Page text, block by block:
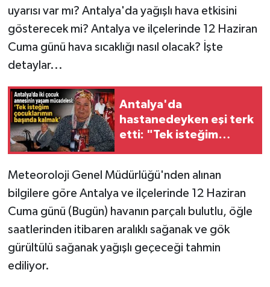
uyarısı var mı? Antalya'da yağışlı hava etkisini
gösterecek mi? Antalya ve ilçelerinde 12 Haziran
Cuma günü hava sıcaklığı nasıl olacak? İşte
detaylar...
Antalya'da
hastanedeyken eşi terk
etti: "Tek isteğim
Meteoroloji Genel Müdürlüğü'nden alınan
bilgilere göre Antalya ve ilçelerinde 12 Haziran
Cuma günü (Bugün) havanın parçalı bulutlu, öğle
saatlerinden itibaren aralıklı sağanak ve gök
gürültülü sağanak yağışlı geçeceği tahmin
ediliyor.